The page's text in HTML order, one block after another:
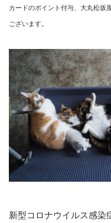
カードのポイント付与、大丸松坂
ございます。
新型コロナウイルス感染